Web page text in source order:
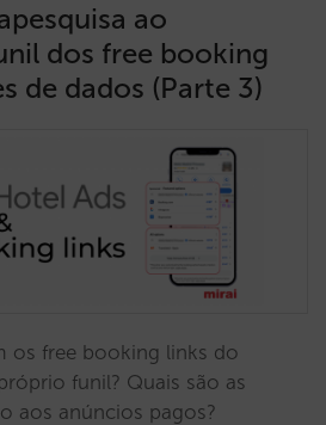
ao
dos free booking
de dados (Parte 3)
os free booking links do
funil? Quais são as
aos anúncios pagos?